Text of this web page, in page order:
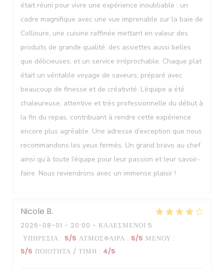
était réuni pour vivre une expérience inoubliable : un
cadre magnifique avec une vue imprenable sur la baie de
Collioure, une cuisine raffinée mettant en valeur des
produits de grande qualité, des assiettes aussi belles
que délicieuses, et un service irréprochable. Chaque plat
était un véritable voyage de saveurs, préparé avec
beaucoup de finesse et de créativité. L’équipe a été
chaleureuse, attentive et très professionnelle du début à
la fin du repas, contribuant à rendre cette expérience
encore plus agréable. Une adresse d’exception que nous
recommandons les yeux fermés. Un grand bravo au chef
ainsi qu’à toute l’équipe pour leur passion et leur savoir-
faire. Nous reviendrons avec un immense plaisir !
Nicole B
2026-08-01 - 20:00 - ΚΑΛΕΣΜΈΝΟΙ 5
ΥΠΗΡΕΣΊΑ : 5/5 ΑΤΜΌΣΦΑΙΡΑ : 5/5 ΜΕΝΟΎ :
5/5 ΠΟΙΌΤΗΤΑ / ΤΙΜΉ : 4/5